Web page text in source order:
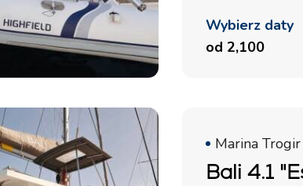
Wybierz daty
od 2,100
Marina
Bali 4.1